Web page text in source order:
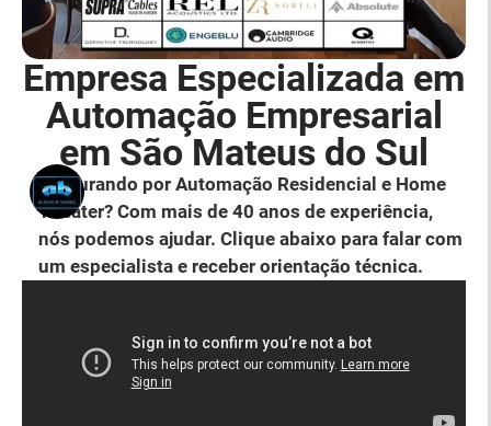
Empresa Especializada em
Automação Empresarial
em São Mateus do Sul
Procurando por Automação Residencial e Home
Theater? Com mais de 40 anos de experiência,
nós podemos ajudar. Clique abaixo para falar com
um especialista e receber orientação técnica.